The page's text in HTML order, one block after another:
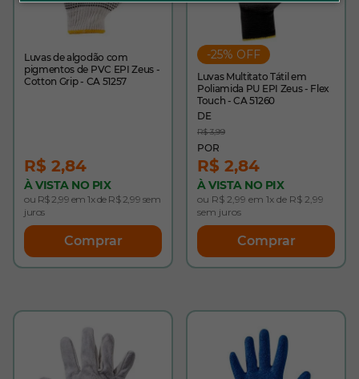
Luvas de algodão com
pigmentos de PVC EPI Zeus -
Cotton Grip - CA 51257
R$ 2,84
À VISTA NO PIX
ou R$ 2,99 em 1x de R$ 2,99 sem
juros
Comprar
-25% OFF
Luvas Multitato Tátil em
Poliamida PU EPI Zeus - Flex
Touch - CA 51260
R$ 3,99
R$ 2,84
À VISTA NO PIX
ou R$ 2,99 em 1x de R$ 2,99
sem juros
Comprar